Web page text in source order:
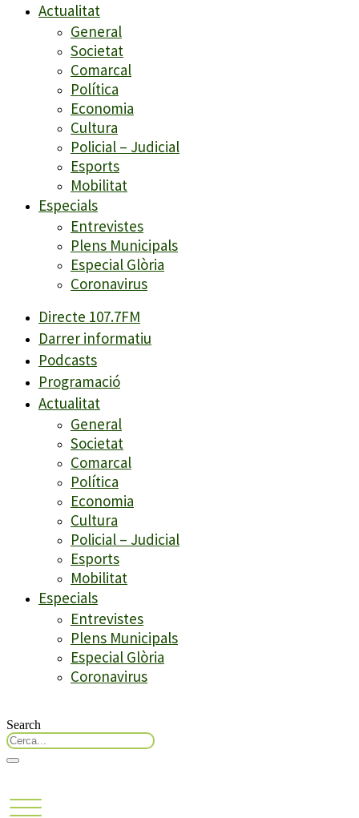
Actualitat
General
Societat
Comarcal
Política
Economia
Cultura
Policial – Judicial
Esports
Mobilitat
Especials
Entrevistes
Plens Municipals
Especial Glòria
Coronavirus
Directe 107.7FM
Darrer informatiu
Podcasts
Programació
Actualitat
General
Societat
Comarcal
Política
Economia
Cultura
Policial – Judicial
Esports
Mobilitat
Especials
Entrevistes
Plens Municipals
Especial Glòria
Coronavirus
Search